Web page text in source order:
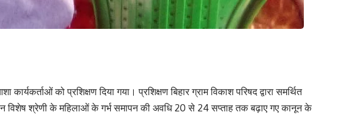
को प्रशिक्षण दिया गया। प्रशिक्षण बिहार ग्राम विकाश परिषद द्वारा समर्थित
विशेष श्रेणी के महिलाओं के गर्भ समापन की अवधि 20 से 24 सप्ताह तक बढ़ाए गए कानून के